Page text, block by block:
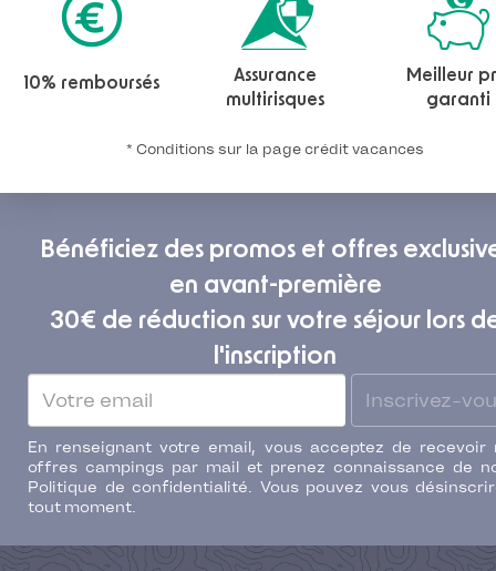
10% remboursés
Assurance
multirisques
Meilleur
garanti
* Conditions sur la page crédit vacances
Bénéficiez des promos et offres
en avant-première
30€ de réduction sur votre séjour lors
l'inscription
Inscrivez-
En renseignant votre email, vous acceptez de recevoir
offres campings par mail et prenez connaissance de
Politique de confidentialité. Vous pouvez vous
tout moment.